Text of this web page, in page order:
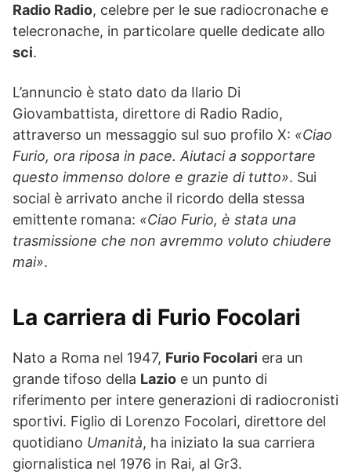
Radio Radio, celebre per le sue radiocronache e
telecronache, in particolare quelle dedicate allo
sci.
L’annuncio è stato dato da Ilario Di
Giovambattista, direttore di Radio Radio,
attraverso un messaggio sul suo profilo X: «Ciao
Furio, ora riposa in pace. Aiutaci a sopportare
questo immenso dolore e grazie di tutto». Sui
social è arrivato anche il ricordo della stessa
emittente romana: «Ciao Furio, è stata una
trasmissione che non avremmo voluto chiudere
mai».
La carriera di Furio Focolari
Nato a Roma nel 1947, Furio Focolari era un
grande tifoso della Lazio e un punto di
riferimento per intere generazioni di radiocronisti
sportivi. Figlio di Lorenzo Focolari, direttore del
quotidiano Umanità, ha iniziato la sua carriera
giornalistica nel 1976 in Rai, al Gr3.